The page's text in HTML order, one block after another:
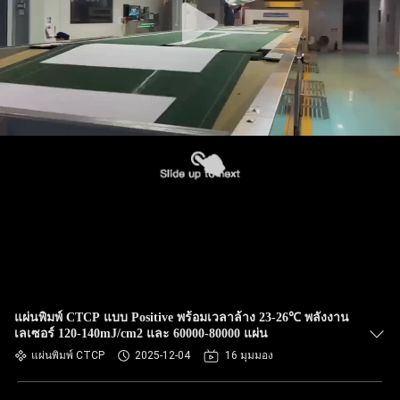
แผ่นพิมพ์ CTCP แบบ Positive พร้อมเวลาล้าง 23-26℃ พลังงาน
เลเซอร์ 120-140mJ/cm2 และ 60000-80000 แผ่น
แผ่นพิมพ์ CTCP 2025-12-04 16 มุมมอง